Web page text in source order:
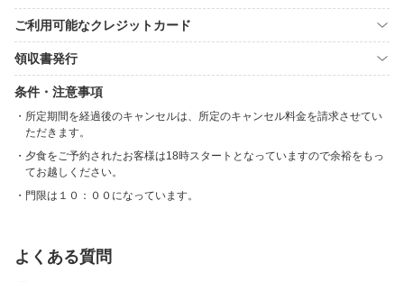
ご利用可能なクレジットカード
領収書発行
条件・注意事項
所定期間を経過後のキャンセルは、所定のキャンセル料金を請求させてい
ただきます。
夕食をご予約されたお客様は18時スタートとなっていますので余裕をもっ
てお越しください。
門限は１０：００になっています。
よくある質問